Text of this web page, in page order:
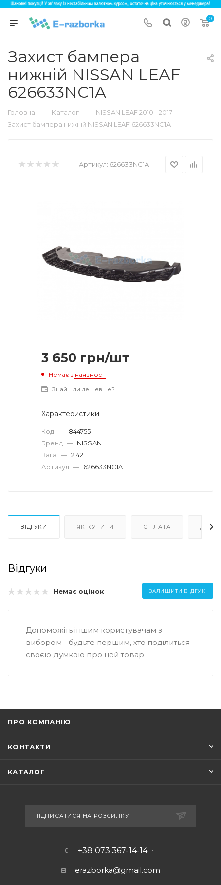
0
Захист бампера
нижній NISSAN LEAF
626633NC1A
Головна — Каталог — NISSAN LEAF 2010 - 2017 —
Захист бампера нижній NISSAN LEAF 626633NC1A
Артикул: 626633NC1A
3 650 грн/шт
Немає в наявності
Знайшли дешевше?
Характеристики
Код — 844755
Бренд — NISSAN
Вага — 2.42
Артикул — 626633NC1A
ВІДГУКИ ЯК КУПИТИ ОПЛАТА
Відгуки
Немає оцінок ЗАЛИШИТИ ВІДГУК
Допоможіть іншим користувачам з
вибором - будьте першим, хто поділиться
своєю думкою про цей товар
ПРО КОМПАНІЮ
КОНТАКТИ
КАТАЛОГ
ПІДПИСАТИСЯ НА РОЗСИЛКУ
+38 073 367-14-14
erazborka@gmail.com